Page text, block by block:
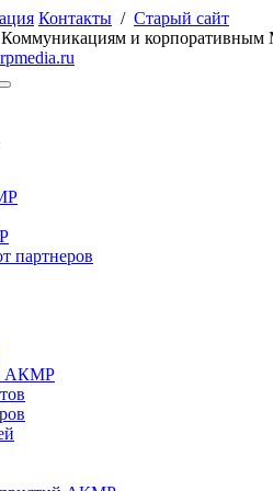
Контакты / Старый сайт
Коммуникациям и корпоративным
партнеров
АКМР